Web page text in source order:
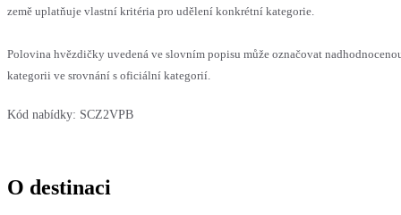
země uplatňuje vlastní kritéria pro udělení konkrétní kategorie.
Polovina hvězdičky uvedená ve slovním popisu může označovat
kategorii ve srovnání s oficiální kategorií.
Kód nabídky: SCZ2VPB
O destinaci